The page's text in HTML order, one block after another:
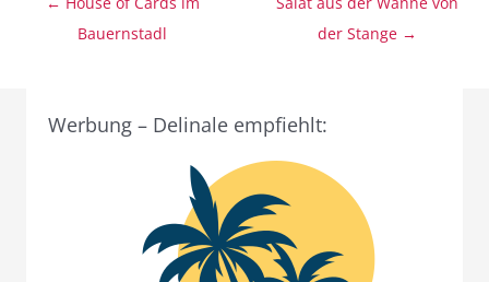
Bauernstadl
der Stange →
Werbung – Delinale empfiehlt: